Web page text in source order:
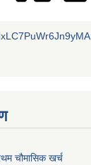
चौमासिक खर्च